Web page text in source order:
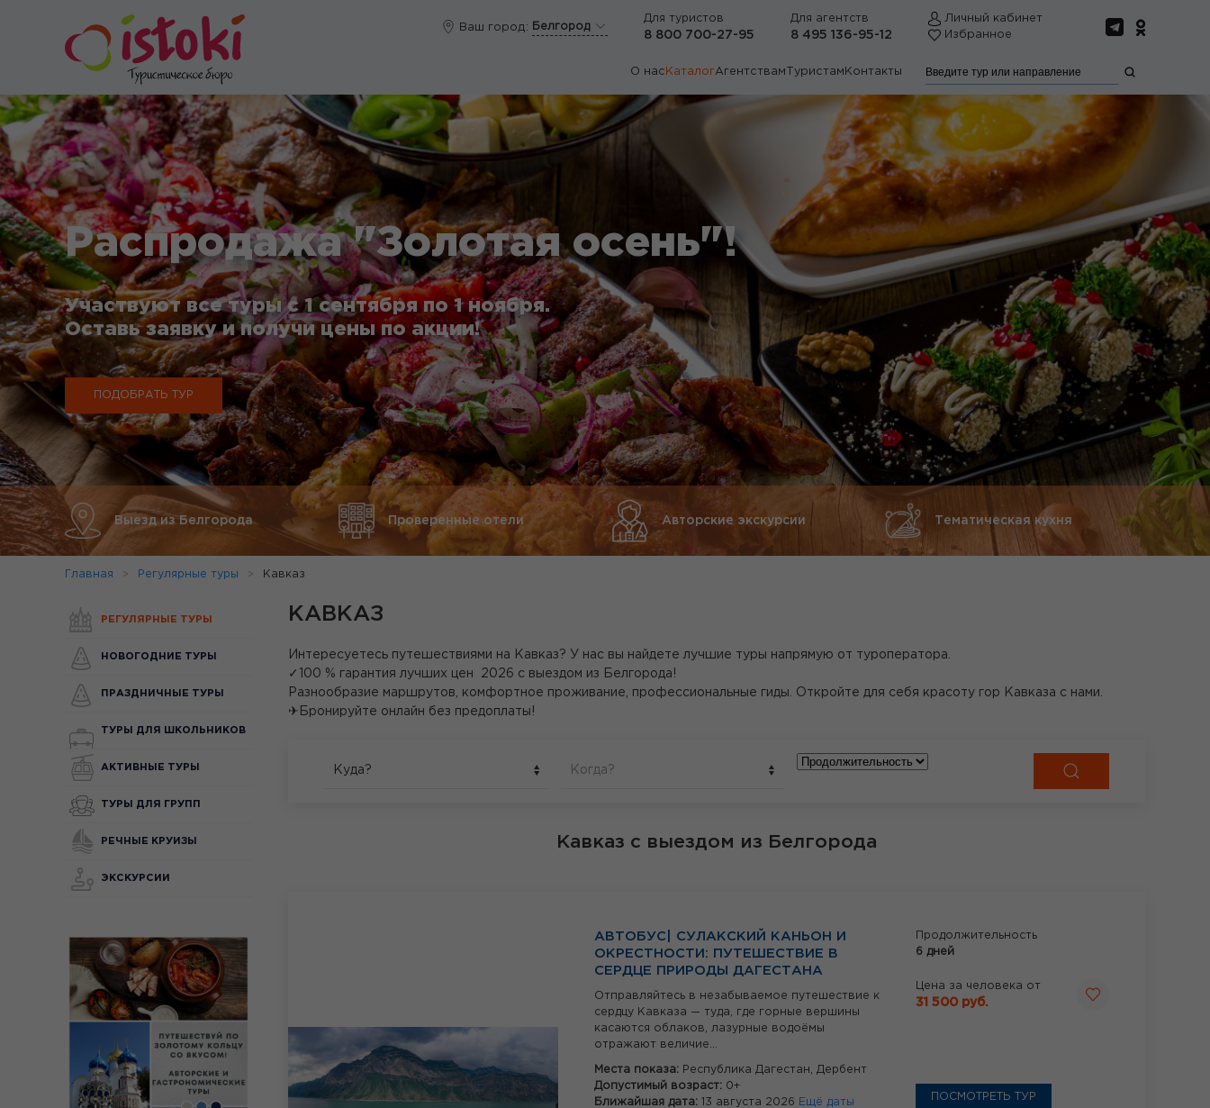
Ваш город: Белгород
Для туристов
8 800 700-27-95
Для агентств
8 495 136-95-12
Личный кабинет
Избранное
О нас КаталогАгентствам Туристам Контакты
Распродажа "Золотая осень"!
Участвуют все туры с 1 сентября по 1 ноября.
Оставь заявку и получи цены по акции!
ПОДОБРАТЬ ТУР
Выезд из Белгорода Проверенные отели Авторские экскурсии Тематическая кухня
Главная Регулярные туры Кавказ
КАВКАЗ
Интересуетесь путешествиями на Кавказ? У нас вы найдете лучшие туры напрямую от туроператора.
✓100 % гарантия лучших цен 2026 с выездом из Белгорода!
Разнообразие маршрутов, комфортное проживание, профессиональные гиды. Откройте для себя красоту гор Кавказа с нами.
✈Бронируйте онлайн без предоплаты!
Куда? Когда?
Кавказ с выездом из Белгорода
АВТОБУС| СУЛАКСКИЙ КАНЬОН И
ОКРЕСТНОСТИ: ПУТЕШЕСТВИЕ В
СЕРДЦЕ ПРИРОДЫ ДАГЕСТАНА
Отправляйтесь в незабываемое путешествие к
сердцу Кавказа — туда, где горные вершины
касаются облаков, лазурные водоёмы
отражают величие...
Места показа: Республика Дагестан, Дербент
Допустимый возраст: 0+
Ближайшая дата: 13 августа 2026 Ещё даты
Продолжительность
6 дней
Цена за человека от
31 500 руб.
ПОСМОТРЕТЬ ТУР
РЕГУЛЯРНЫЕ ТУРЫ
НОВОГОДНИЕ ТУРЫ
ПРАЗДНИЧНЫЕ ТУРЫ
ТУРЫ ДЛЯ ШКОЛЬНИКОВ
АКТИВНЫЕ ТУРЫ
ТУРЫ ДЛЯ ГРУПП
РЕЧНЫЕ КРУИЗЫ
ЭКСКУРСИИ